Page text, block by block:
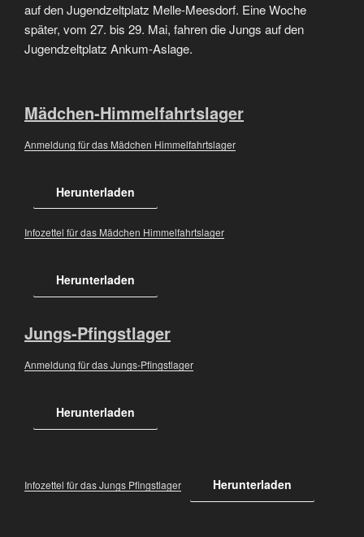
auf den Jugendzeltplatz Melle-Meesdorf. Eine Woche
später, vom 27. bis 29. Mai, fahren die Jungs auf den
Jugendzeltplatz Ankum-Aslage.
Mädchen-Himmelfahrtslager
Anmeldung für das Mädchen Himmelfahrtslager
Herunterladen
Infozettel für das Mädchen Himmelfahrtslager
Herunterladen
Jungs-Pfingstlager
Anmeldung für das Jungs-Pfingstlager
Herunterladen
Infozettel für das Jungs Pfingstlager Herunterladen